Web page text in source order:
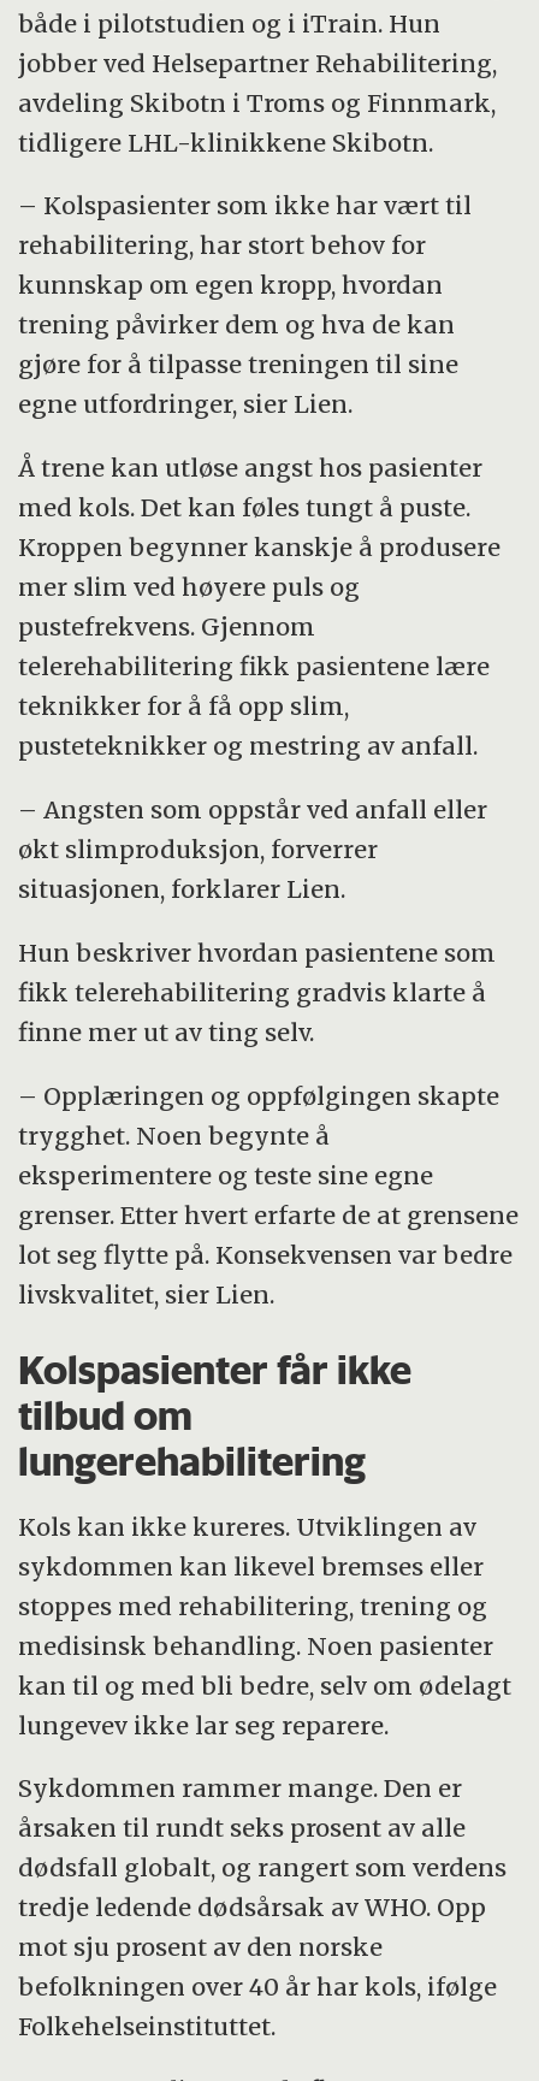
både i pilotstudien og i iTrain. Hun
jobber ved Helsepartner Rehabilitering,
avdeling Skibotn i Troms og Finnmark,
tidligere LHL-klinikkene Skibotn.
– Kolspasienter som ikke har vært til
rehabilitering, har stort behov for
kunnskap om egen kropp, hvordan
trening påvirker dem og hva de kan
gjøre for å tilpasse treningen til sine
egne utfordringer, sier Lien.
Å trene kan utløse angst hos pasienter
med kols. Det kan føles tungt å puste.
Kroppen begynner kanskje å produsere
mer slim ved høyere puls og
pustefrekvens. Gjennom
telerehabilitering fikk pasientene lære
teknikker for å få opp slim,
pusteteknikker og mestring av anfall.
– Angsten som oppstår ved anfall eller
økt slimproduksjon, forverrer
situasjonen, forklarer Lien.
Hun beskriver hvordan pasientene som
fikk telerehabilitering gradvis klarte å
finne mer ut av ting selv.
– Opplæringen og oppfølgingen skapte
trygghet. Noen begynte å
eksperimentere og teste sine egne
grenser. Etter hvert erfarte de at grensene
lot seg flytte på. Konsekvensen var bedre
livskvalitet, sier Lien.
Kolspasienter får ikke
tilbud om
lungerehabilitering
Kols kan ikke kureres. Utviklingen av
sykdommen kan likevel bremses eller
stoppes med rehabilitering, trening og
medisinsk behandling. Noen pasienter
kan til og med bli bedre, selv om ødelagt
lungevev ikke lar seg reparere.
Sykdommen rammer mange. Den er
årsaken til rundt seks prosent av alle
dødsfall globalt, og rangert som verdens
tredje ledende dødsårsak av WHO. Opp
mot sju prosent av den norske
befolkningen over 40 år har kols, ifølge
Folkehelseinstituttet.